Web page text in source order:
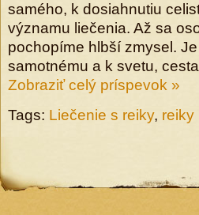
samého, k dosiahnutiu
významu liečenia. Až sa
pochopíme hlbší zmysel.
samotnému a k svetu,
Zobraziť celý príspevok »
Tags: Liečenie s reiky, reiky